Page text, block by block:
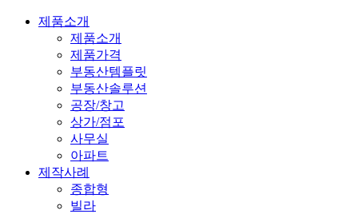
제품소개
제품소개
제품가격
부동산템플릿
부동산솔루션
공장/창고
상가/점포
사무실
아파트
제작사례
종합형
빌라